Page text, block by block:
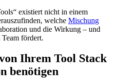
existiert nicht in einem
welche Mischung
und die Wirkung – und
fördert.
Ihrem Tool Stack
benötigen